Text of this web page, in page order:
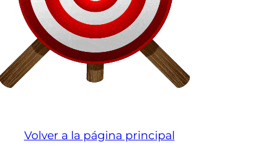
Volver a la página principal